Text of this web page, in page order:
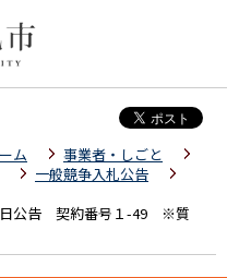
ム
事業者・しごと
一般競争入札公告
日公告 契約番号１-49 ※質